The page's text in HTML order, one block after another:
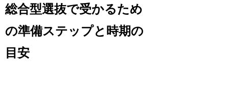
総合型選抜で受かるため
の準備ステップと時期の
目安